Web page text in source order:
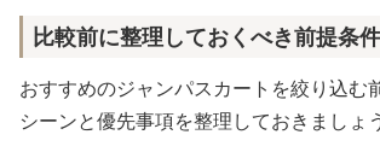
比較前に整理しておくべき前提条件
おすすめのジャンパスカートを絞り込む
シーンと優先事項を整理しておきましょう